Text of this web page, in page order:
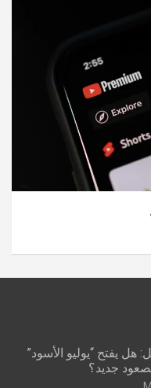
هل يفتح “يوليو الأسود”
جديد؟